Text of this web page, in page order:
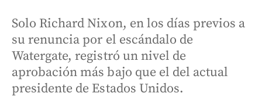
Solo Richard Nixon, en los días previos a
su renuncia por el escándalo de
Watergate, registró un nivel de
aprobación más bajo que el del actual
presidente de Estados Unidos.